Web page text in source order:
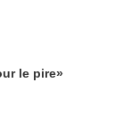
le pire»